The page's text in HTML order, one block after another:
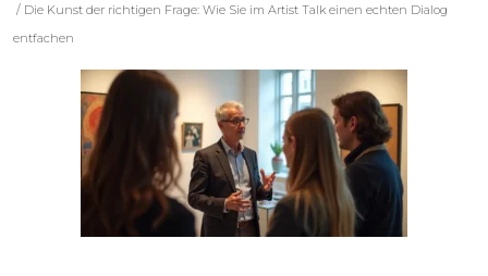
/ Die Kunst der richtigen Frage: Wie Sie im Artist Talk einen echten Dialog
entfachen